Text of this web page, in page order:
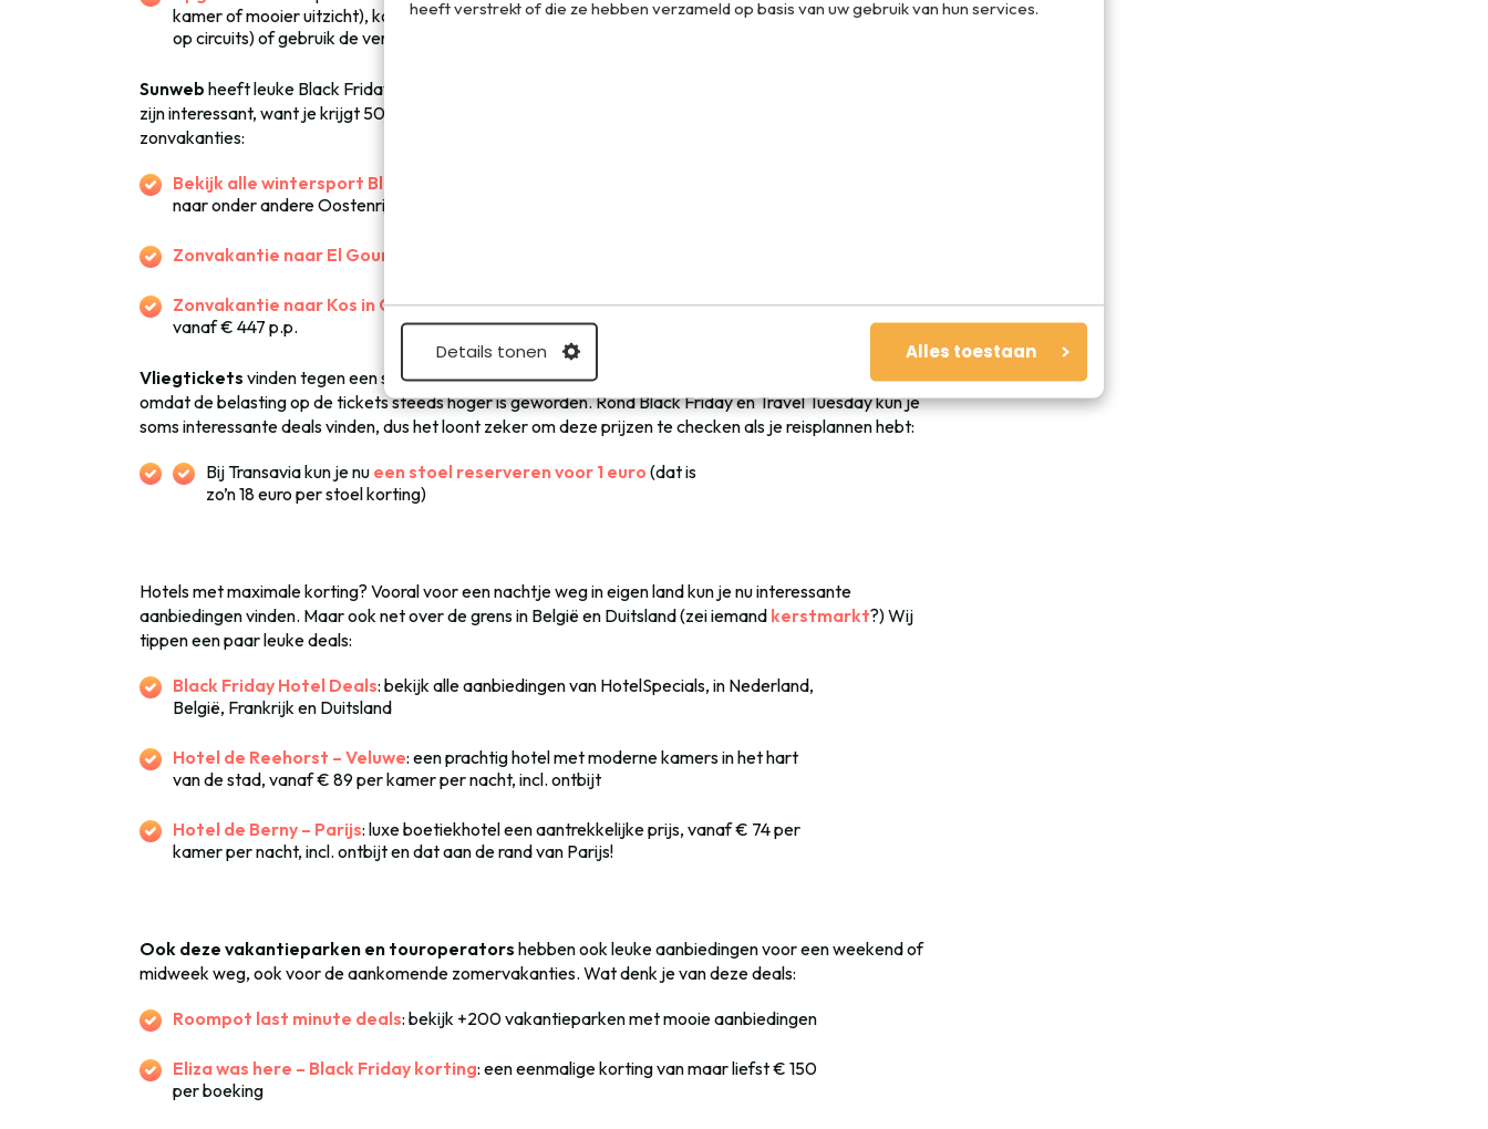
heeft verstrekt of die ze hebben verzameld op basis van uw gebruik van hun services.
Details tonen Alles toestaan
kamer of mooier uitzicht), korting op Spa/Wellness (gratis behandelingen of korting
op circuits) of gebruik de verzorgingsupgrade (ontbijt inbegrepen)
Sunweb heeft leuke Black Friday deals opgezet waar je snel bij moet zijn. Vooral de wintersportdeals
zijn interessant, want je krijgt 50 euro korting per persoon. Maar er zijn ook goede deals voor
zonvakanties:
Bekijk alle wintersport Black Friday deals
naar onder andere Oostenrijk nu met 50 euro korting per persoon.
Zonvakantie naar El Gouna in Egypte
Zonvakantie naar Kos in Griekenland: 8 dagen inclusief vlucht (vanaf Rotterdam)
vanaf € 447 p.p.
Vliegtickets vinden tegen een scherpe prijs? Dat is tegenwoordig nog best een uitdaging, simpelweg
omdat de belasting op de tickets steeds hoger is geworden. Rond Black Friday en Travel Tuesday kun je
soms interessante deals vinden, dus het loont zeker om deze prijzen te checken als je reisplannen hebt:
Bij Transavia kun je nu een stoel reserveren voor 1 euro (dat is
zo’n 18 euro per stoel korting)
Hotels met maximale korting? Vooral voor een nachtje weg in eigen land kun je nu interessante
aanbiedingen vinden. Maar ook net over de grens in België en Duitsland (zei iemand kerstmarkt?) Wij
tippen een paar leuke deals:
Black Friday Hotel Deals: bekijk alle aanbiedingen van HotelSpecials, in Nederland,
België, Frankrijk en Duitsland
Hotel de Reehorst – Veluwe: een prachtig hotel met moderne kamers in het hart
van de stad, vanaf € 89 per kamer per nacht, incl. ontbijt
Hotel de Berny – Parijs: luxe boetiekhotel een aantrekkelijke prijs, vanaf € 74 per
kamer per nacht, incl. ontbijt en dat aan de rand van Parijs!
Ook deze vakantieparken en touroperators hebben ook leuke aanbiedingen voor een weekend of
midweek weg, ook voor de aankomende zomervakanties. Wat denk je van deze deals:
Roompot last minute deals: bekijk +200 vakantieparken met mooie aanbiedingen
Eliza was here – Black Friday korting: een eenmalige korting van maar liefst € 150
per boeking